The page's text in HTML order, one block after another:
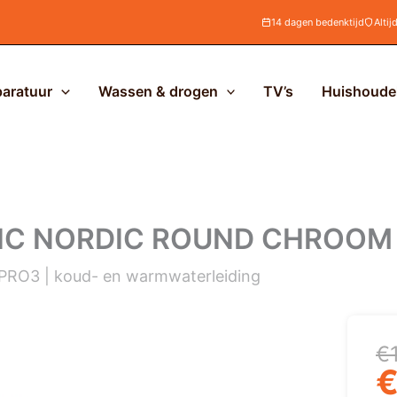
14 dagen bedenktijd
Wassen & drogen TV’s
NORDIC ROUND
| koud- en warmwaterleiding
€
€